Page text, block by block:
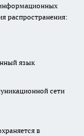
распространения:
язык
сети
в